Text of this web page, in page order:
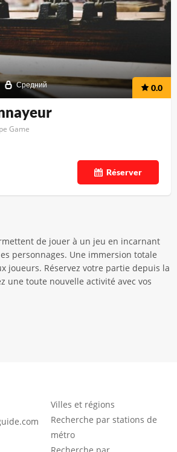
Средний 0.0
Game
Réserver
de jouer à un jeu en incarnant
personnages. Une immersion totale
joueurs. Réservez votre partie depuis la
une toute nouvelle activité avec vos
Villes et régions
Recherche par stations de
métro